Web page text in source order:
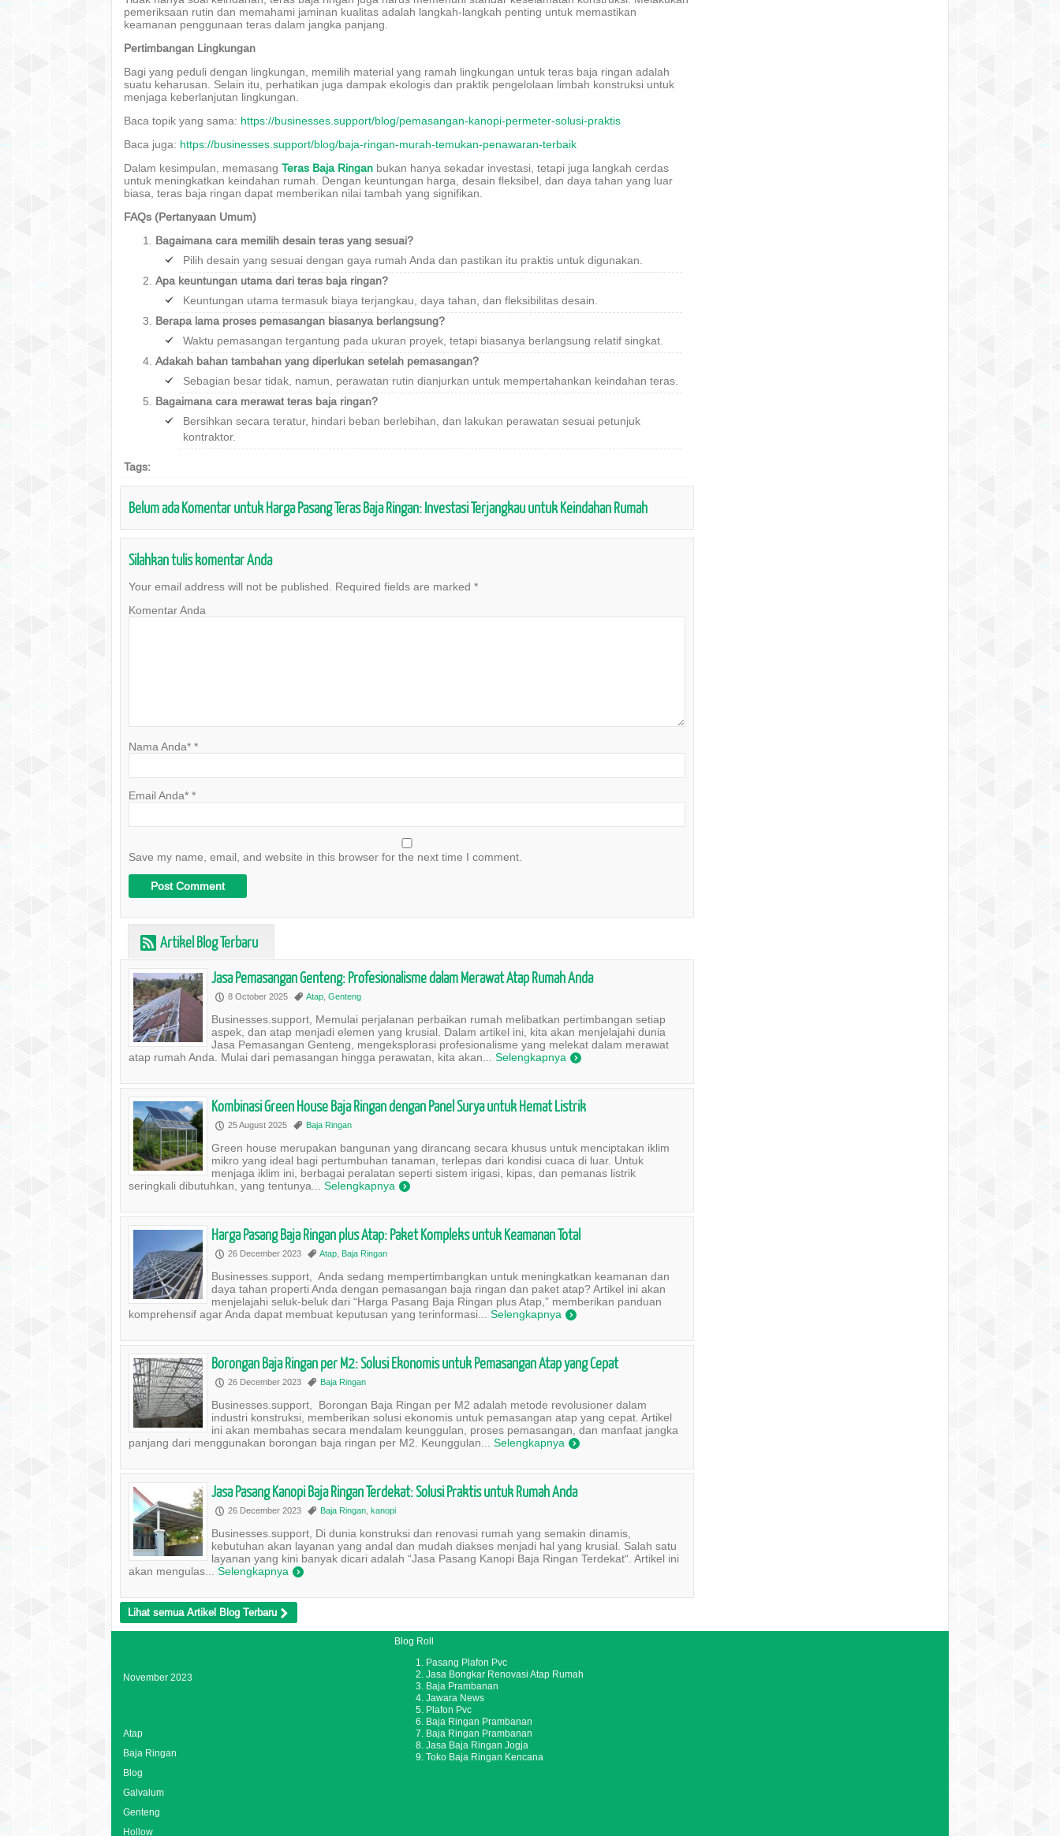
pemeriksaan rutin dan memahami jaminan kualitas adalah langkah-langkah penting untuk memastikan
keamanan penggunaan teras dalam jangka panjang.
Pertimbangan Lingkungan
Bagi yang peduli dengan lingkungan, memilih material yang ramah lingkungan untuk teras baja ringan adalah
suatu keharusan. Selain itu, perhatikan juga dampak ekologis dan praktik pengelolaan limbah konstruksi untuk
menjaga keberlanjutan lingkungan.
Baca topik yang sama: https://businesses.support/blog/pemasangan-kanopi-permeter-solusi-praktis
Baca juga: https://businesses.support/blog/baja-ringan-murah-temukan-penawaran-terbaik
Dalam kesimpulan, memasang Teras Baja Ringan bukan hanya sekadar investasi, tetapi juga langkah cerdas
untuk meningkatkan keindahan rumah. Dengan keuntungan harga, desain fleksibel, dan daya tahan yang luar
biasa, teras baja ringan dapat memberikan nilai tambah yang signifikan.
FAQs (Pertanyaan Umum)
Bagaimana cara memilih desain teras yang sesuai?
Pilih desain yang sesuai dengan gaya rumah Anda dan pastikan itu praktis untuk digunakan.
Apa keuntungan utama dari teras baja ringan?
Keuntungan utama termasuk biaya terjangkau, daya tahan, dan fleksibilitas desain.
Berapa lama proses pemasangan biasanya berlangsung?
Waktu pemasangan tergantung pada ukuran proyek, tetapi biasanya berlangsung relatif singkat.
Adakah bahan tambahan yang diperlukan setelah pemasangan?
Sebagian besar tidak, namun, perawatan rutin dianjurkan untuk mempertahankan keindahan teras.
Bagaimana cara merawat teras baja ringan?
Bersihkan secara teratur, hindari beban berlebihan, dan lakukan perawatan sesuai petunjuk
kontraktor.
Tags:
Belum ada Komentar untuk Harga Pasang Teras Baja Ringan: Investasi Terjangkau untuk Keindahan Rumah
Silahkan tulis komentar Anda
Your email address will not be published. Required fields are marked *
Komentar Anda
Nama Anda* *
Email Anda* *
Save my name, email, and website in this browser for the next time I comment.
r Artikel Blog Terbaru
Jasa Pemasangan Genteng: Profesionalisme dalam Merawat Atap Rumah Anda
P 8 October 2025 , Atap, Genteng
Businesses.support, Memulai perjalanan perbaikan rumah melibatkan pertimbangan setiap
aspek, dan atap menjadi elemen yang krusial. Dalam artikel ini, kita akan menjelajahi dunia
Jasa Pemasangan Genteng, mengeksplorasi profesionalisme yang melekat dalam merawat
atap rumah Anda. Mulai dari pemasangan hingga perawatan, kita akan... Selengkapnya )
Kombinasi Green House Baja Ringan dengan Panel Surya untuk Hemat Listrik
P 25 August 2025 , Baja Ringan
Green house merupakan bangunan yang dirancang secara khusus untuk menciptakan iklim
mikro yang ideal bagi pertumbuhan tanaman, terlepas dari kondisi cuaca di luar. Untuk
menjaga iklim ini, berbagai peralatan seperti sistem irigasi, kipas, dan pemanas listrik
seringkali dibutuhkan, yang tentunya... Selengkapnya )
Harga Pasang Baja Ringan plus Atap: Paket Kompleks untuk Keamanan Total
P 26 December 2023 , Atap, Baja Ringan
Businesses.support, Anda sedang mempertimbangkan untuk meningkatkan keamanan dan
daya tahan properti Anda dengan pemasangan baja ringan dan paket atap? Artikel ini akan
menjelajahi seluk-beluk dari “Harga Pasang Baja Ringan plus Atap,” memberikan panduan
komprehensif agar Anda dapat membuat keputusan yang terinformasi... Selengkapnya )
Borongan Baja Ringan per M2: Solusi Ekonomis untuk Pemasangan Atap yang Cepat
P 26 December 2023 , Baja Ringan
Businesses.support, Borongan Baja Ringan per M2 adalah metode revolusioner dalam
industri konstruksi, memberikan solusi ekonomis untuk pemasangan atap yang cepat. Artikel
ini akan membahas secara mendalam keunggulan, proses pemasangan, dan manfaat jangka
panjang dari menggunakan borongan baja ringan per M2. Keunggulan... Selengkapnya )
Jasa Pasang Kanopi Baja Ringan Terdekat: Solusi Praktis untuk Rumah Anda
P 26 December 2023 , Baja Ringan, kanopi
Businesses.support, Di dunia konstruksi dan renovasi rumah yang semakin dinamis,
kebutuhan akan layanan yang andal dan mudah diakses menjadi hal yang krusial. Salah satu
layanan yang kini banyak dicari adalah “Jasa Pasang Kanopi Baja Ringan Terdekat“. Artikel ini
akan mengulas... Selengkapnya )
Lihat semua Artikel Blog Terbaru >
November 2023
Atap
Baja Ringan
Blog
Galvalum
Genteng
Hollow
Blog Roll
Pasang Plafon Pvc
Jasa Bongkar Renovasi Atap Rumah
Baja Prambanan
Jawara News
Plafon Pvc
Baja Ringan Prambanan
Baja Ringan Prambanan
Jasa Baja Ringan Jogja
Toko Baja Ringan Kencana